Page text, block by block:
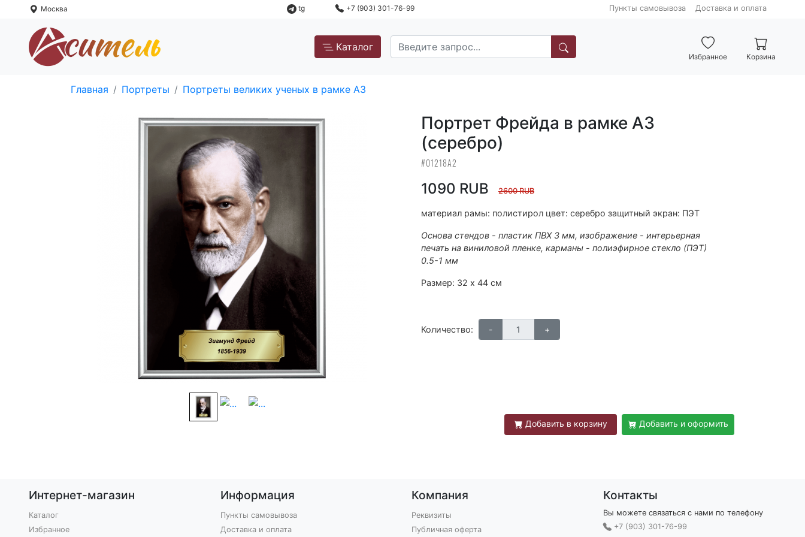
Москва tg +7 (903) 301-76-99 Пункты самовывоза Доставка и оплата
Каталог
Избранное Корзина
Главная Портреты Портреты великих ученых в рамке А3
Портрет Фрейда в рамке А3
(серебро)
#01218А2
1090 RUB 2600 RUB
материал рамы: полистирол цвет: серебро защитный экран: ПЭТ
Основа стендов - пластик ПВХ 3 мм, изображение - интерьерная
печать на виниловой пленке, карманы - полиэфирное стекло (ПЭТ)
0.5-1 мм
Размер: 32 х 44 см
Количество:
Добавить в корзину Добавить и оформить
Интернет-магазин
Каталог
Избранное
Информация
Пункты самовывоза
Доставка и оплата
Компания
Реквизиты
Публичная оферта
Контакты
Вы можете связаться с нами по телефону
+7 (903) 301-76-99